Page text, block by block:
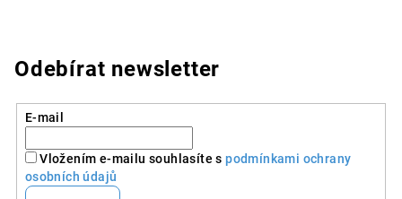
Odebírat newsletter
E-mail
Vložením e-mailu souhlasíte spodmínkami ochrany
osobních údajů